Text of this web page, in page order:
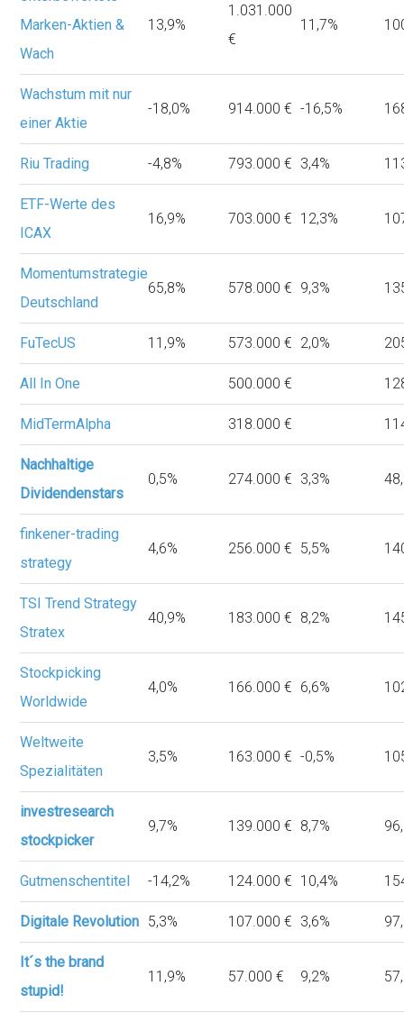
Marken-Aktien &
Wach
13,9%
1.031.000
€
11,7%
Wachstum mit nur
einer Aktie
-18,0% 914.000 € -16,5%
Riu Trading -4,8% 793.000 € 3,4%
ETF-Werte des
ICAX
16,9% 703.000 € 12,3%
Momentumstrategie
Deutschland
65,8% 578.000 € 9,3%
FuTecUS 11,9% 573.000 € 2,0%
All In One 500.000 €
MidTermAlpha 318.000 €
Nachhaltige
Dividendenstars
0,5% 274.000 € 3,3%
finkener-trading
strategy
4,6% 256.000 € 5,5%
TSI Trend Strategy
Stratex
40,9% 183.000 € 8,2%
Stockpicking
Worldwide
4,0% 166.000 € 6,6%
Weltweite
Spezialitäten
3,5% 163.000 € -0,5%
investresearch
stockpicker
9,7% 139.000 € 8,7%
Gutmenschentitel -14,2% 124.000 € 10,4%
Digitale Revolution 5,3% 107.000 € 3,6%
It´s the brand
stupid!
11,9% 57.000 € 9,2%